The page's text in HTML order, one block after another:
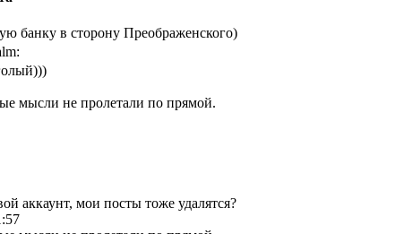
банку в сторону Преображенского)
мысли не пролетали по прямой.
аккаунт, мои посты тоже удалятся?